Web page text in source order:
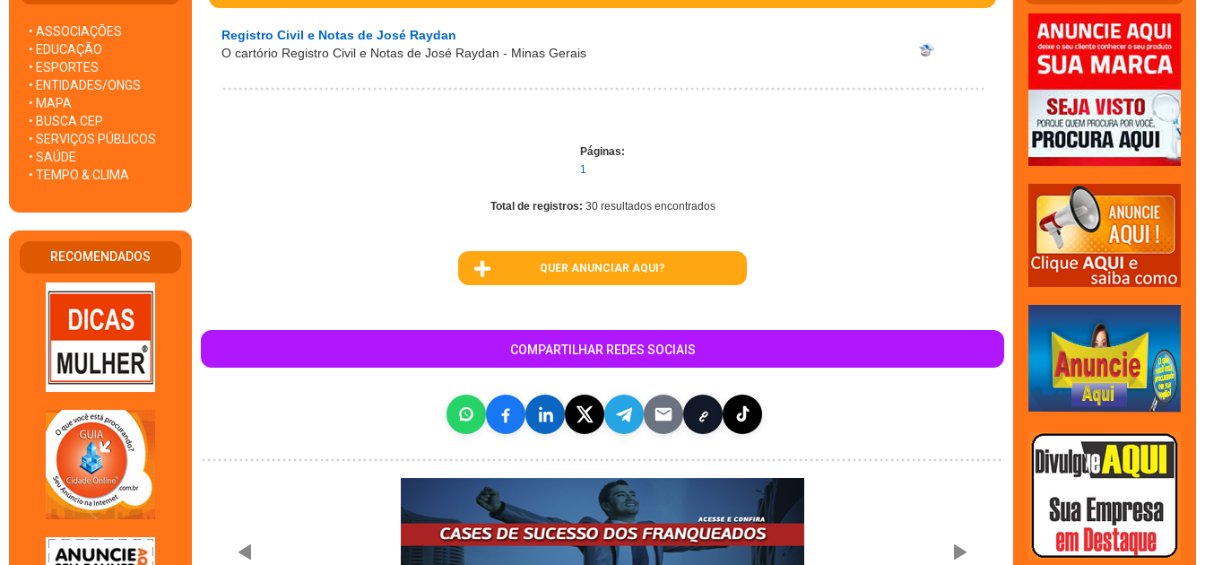
• ASSOCIAÇÕES
• EDUCAÇÃO
• ESPORTES
• ENTIDADES/ONGS
• MAPA
• BUSCA CEP
• SERVIÇOS PÚBLICOS
• SAÚDE
• TEMPO & CLIMA
RECOMENDADOS
Registro Civil e Notas de José Raydan
O cartório Registro Civil e Notas de José Raydan - Minas Gerais
Páginas:
1
Total de registros: 30 resultados encontrados
QUER ANUNCIAR AQUI?
COMPARTILHAR REDES SOCIAIS